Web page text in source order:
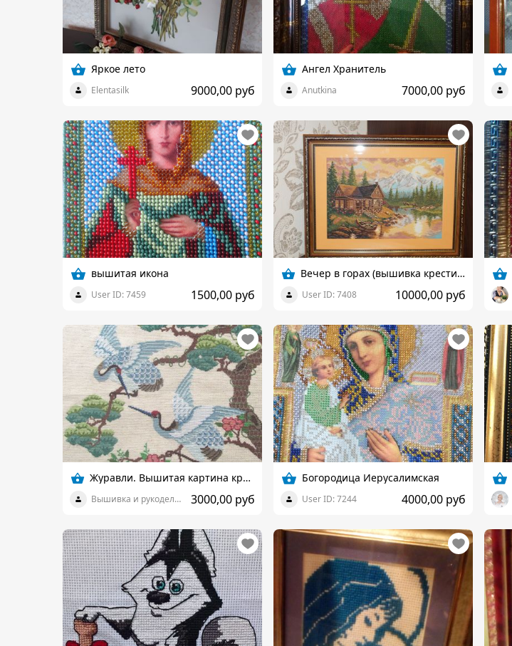
Яркое лето
Elentasilk 9000,00 руб
Ангел Хранитель
Anutkina 7000,00 руб
вышитая икона
User ID: 7459 1500,00 руб
Вечер в горах (вышивка крестиком)
User ID: 7408 10000,00 руб
Журавли. Вышитая картина крестом
Вышивка и рукоделия 3000,00 руб
Богородица Иерусалимская
User ID: 7244 4000,00 руб